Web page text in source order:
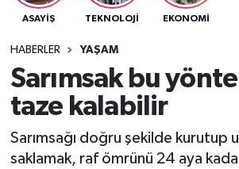
ASAYIŞ TEKNOLOJI EKONOMI
HABERLER YAŞAM
Sarımsak bu
taze kalabilir
Sarımsağı doğru şekilde kurutup
saklamak, raf ömrünü 24 aya
Bölge
Çavdarhisar
Domaniç
Son Dakika Haberleri
Haber Arşivi